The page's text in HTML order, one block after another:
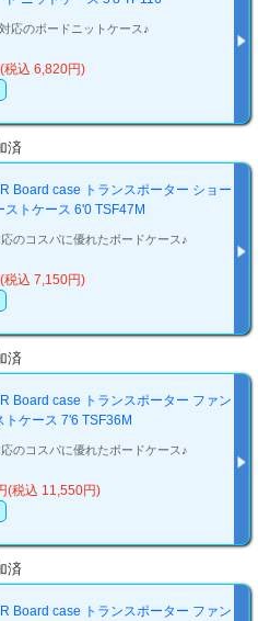
応のボードニットケース♪
税込 6,820円)
済
Board case トランスポーター ショー
ストケース 6'0 TSF47M
のコスパに優れたボードケース♪
税込 7,150円)
済
Board case トランスポーター ファン
トケース 7'6 TSF36M
のコスパに優れたボードケース♪
(税込 11,550円)
済
Board case トランスポーター ファン